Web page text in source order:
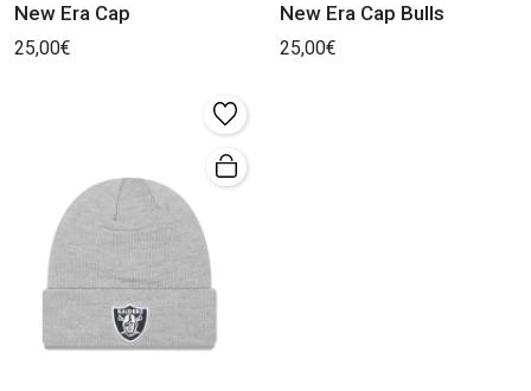
New Era Cap
25,00€
New Era Cap Bulls
25,00€